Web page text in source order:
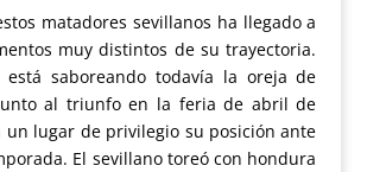
matadores sevillanos ha llegado a
muy distintos de su trayectoria.
está saboreando todavía la oreja de
al triunfo en la feria de abril de
un lugar de privilegio su posición ante
El sevillano toreó con hondura